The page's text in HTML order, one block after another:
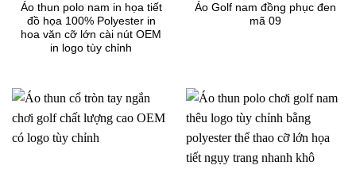
Áo thun polo nam in họa tiết
đồ họa 100% Polyester in
hoa văn cỡ lớn cài nút OEM
in logo tùy chỉnh
Áo Golf nam đồng phục đen
mã 09